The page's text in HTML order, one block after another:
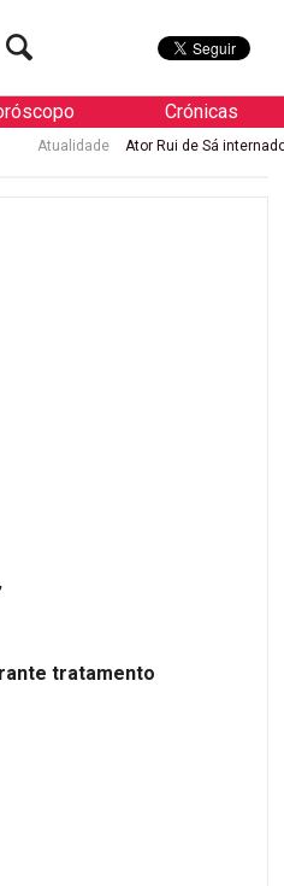
Crónicas
Ator Rui de Sá internado de
tratamento